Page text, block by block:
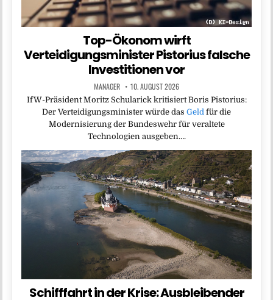
Top-Ökonom wirft
Verteidigungsminister Pistorius falsche
Investitionen vor
MANAGER 10. AUGUST 2026
IfW-Präsident Moritz Schularick kritisiert Boris Pistorius:
Der Verteidigungsminister würde das Geld für die
Modernisierung der Bundeswehr für veraltete
Technologien ausgeben….
Schifffahrt in der Krise: Ausbleibender